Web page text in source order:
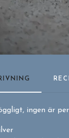
ingen är